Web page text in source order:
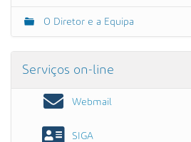
O Diretor e a Equipa
Serviços on-line
Webmail
SIGA